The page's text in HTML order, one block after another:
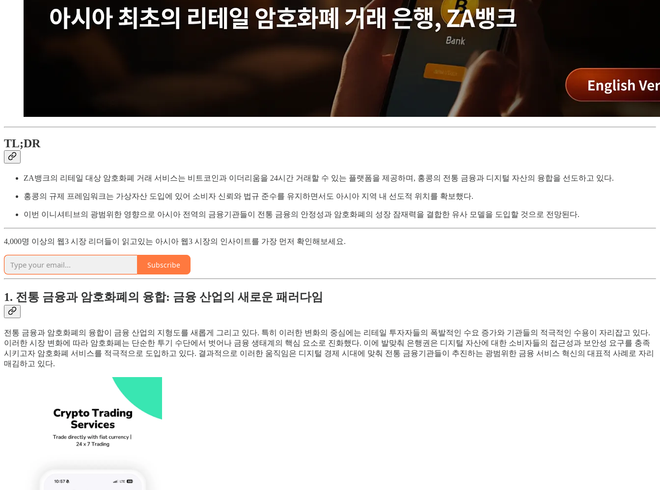
TL;DR
ZA뱅크의 리테일 대상 암호화폐 거래 서비스는 비트코인과 이더리움을 24시간 거래할 수 있는 플랫폼을 제공하며, 홍콩의 전통 금융과 디지털 자산의 융합을 선도하고 있다.
홍콩의 규제 프레임워크는 가상자산 도입에 있어 소비자 신뢰와 법규 준수를 유지하면서도 아시아 지역 내 선도적 위치를 확보했다.
이번 이니셔티브의 광범위한 영향으로 아시아 전역의 금융기관들이 전통 금융의 안정성과 암호화폐의 성장 잠재력을 결합한 유사 모델을 도입할 것으로 전망된다.
4,000명 이상의 웹3 시장 리더들이 읽고있는 아시아 웹3 시장의 인사이트를 가장 먼저 확인해보세요.
Subscribe
1. 전통 금융과 암호화폐의 융합: 금융 산업의 새로운 패러다임
전통 금융과 암호화폐의 융합이 금융 산업의 지형도를 새롭게 그리고 있다. 특히 이러한 변화의 중심에는 리테일 투자자들의 폭발적인 수요 증가와 기관들의 적극적인 수용이 자리잡고 있다.
이러한 시장 변화에 따라 암호화폐는 단순한 투기 수단에서 벗어나 금융 생태계의 핵심 요소로 진화했다. 이에 발맞춰 은행권은 디지털 자산에 대한 소비자들의 접근성과 보안성 요구를 충족
시키고자 암호화폐 서비스를 적극적으로 도입하고 있다. 결과적으로 이러한 움직임은 디지털 경제 시대에 맞춰 전통 금융기관들이 추진하는 광범위한 금융 서비스 혁신의 대표적 사례로 자리
매김하고 있다.